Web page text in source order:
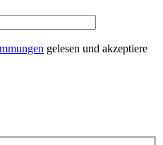
gelesen und akzeptiere